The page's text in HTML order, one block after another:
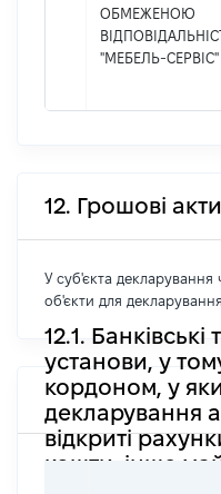
ОБМЕЖЕНОЮ
"МЕБЕЛЬ-СЕРВІС"
12. Грошові
У суб'єкта декларування
об'єкти для
12.1. Банківські
установи, у
кордоном, у
декларування
відкриті
кошти, інше